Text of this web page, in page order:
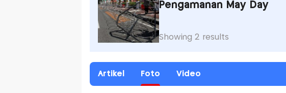
Pengamanan May Day
Showing 2 results
Artikel Foto Video